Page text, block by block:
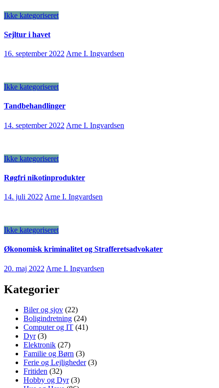
Ikke kategoriseret
Sejltur i havet
16. september 2022 Arne I. Ingvardsen
Ikke kategoriseret
Tandbehandlinger
14. september 2022 Arne I. Ingvardsen
Ikke kategoriseret
Røgfri nikotinprodukter
14. juli 2022 Arne I. Ingvardsen
Ikke kategoriseret
Økonomisk kriminalitet og Strafferetsadvokater
20. maj 2022 Arne I. Ingvardsen
Kategorier
Biler og sjov (22)
Boligindretning (24)
Computer og IT (41)
Dyr(3)
Elektronik (27)
Familie og Børn (3)
Ferie og Lejligheder(3)
Fritiden (32)
Hobby og Dyr(3)